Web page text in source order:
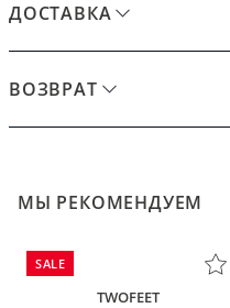
ДОСТАВКА
ВОЗВРАТ
МЫ РЕКОМЕНДУЕМ
SALE
TWOFEET